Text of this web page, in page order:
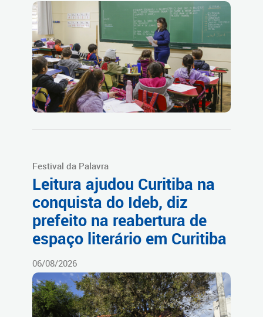
Festival da Palavra
Leitura ajudou Curitiba na
conquista do Ideb, diz
prefeito na reabertura de
espaço literário em Curitiba
06/08/2026